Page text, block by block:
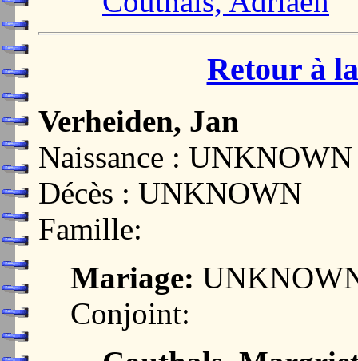
Retour à
Verheiden, Jan
Naissance : UNKNOWN
Décès : UNKNOWN
Famille:
Mariage:
Conjoint: